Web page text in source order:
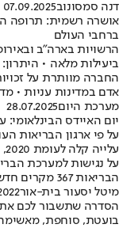
דנה סמסונוב07.09.2025
אושרה רשמית: תרופה
ברחבי העולם
הרשויות בארה"ב
ביעילות מלאה •
החברה מוותרת על
אדם במדינות עניות •
מערכת היום28.07.2025
יום האיידס הבינלאומי:
הבריאות 367 מקרים חדשים
מיטל יסעור בית-אור
הסדרה שתשבור לכם
בועטת, סוחפת,